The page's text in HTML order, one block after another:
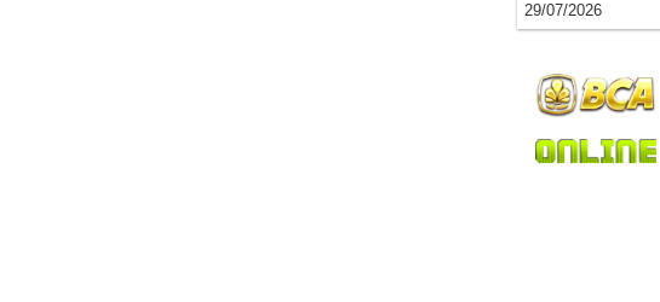
29/07/2026